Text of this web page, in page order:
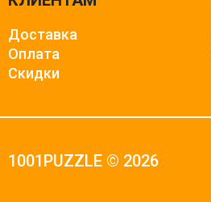
Доставка
Оплата
Скидки
1001PUZZLE © 2026